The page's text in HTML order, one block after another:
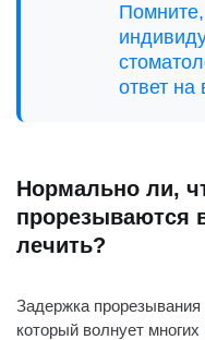
ответ
Нормально ли,
прорезываются
лечить?
Задержка
который волнует